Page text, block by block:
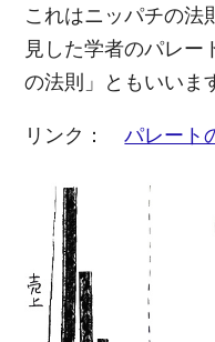
これはニッパチの法
見した学者のパレー
の法則」ともいいま
リンク：パレート